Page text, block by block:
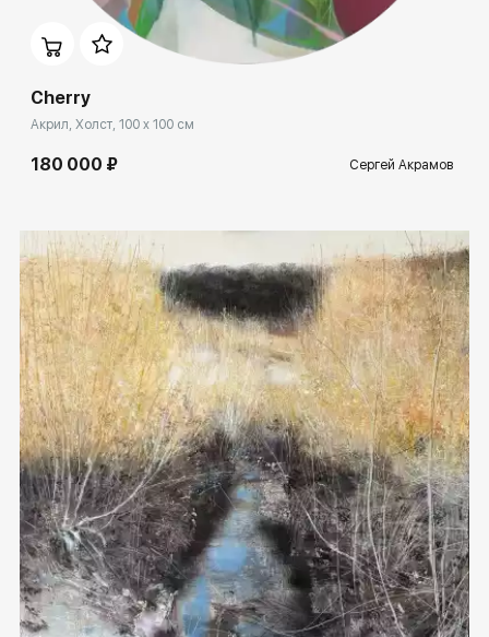
Домен: ekb.rakovgallery.ru
Cherry
Акрил, Холст, 100 x 100 см
180 000 ₽ Сергей Акрамов